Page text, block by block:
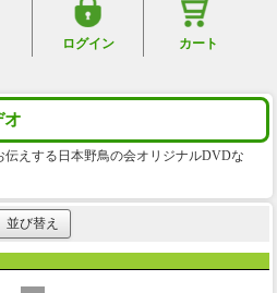
ログイン カート
オ
えする日本野鳥の会オリジナルDVDな
並び替え